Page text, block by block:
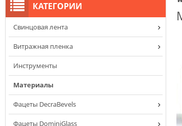
КАТЕГОРИИ
Cвинцовая лента
Витражная пленка
Инструменты
Материалы
Фацеты DecraBevels
Фацеты DominiGlass